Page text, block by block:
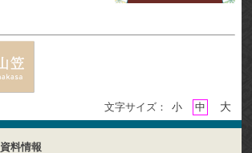
文字サイズ： 小 中 大
資料情報